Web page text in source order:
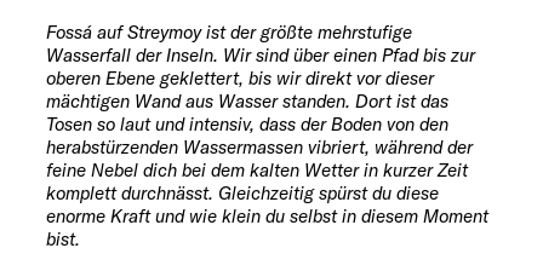
Fossá auf Streymoy ist der größte mehrstufige
Wasserfall der Inseln. Wir sind über einen Pfad bis zur
oberen Ebene geklettert, bis wir direkt vor dieser
mächtigen Wand aus Wasser standen. Dort ist das
Tosen so laut und intensiv, dass der Boden von den
herabstürzenden Wassermassen vibriert, während der
feine Nebel dich bei dem kalten Wetter in kurzer Zeit
komplett durchnässt. Gleichzeitig spürst du diese
enorme Kraft und wie klein du selbst in diesem Moment
bist.